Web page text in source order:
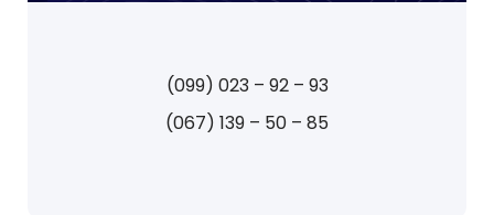
(099) 023 – 92 – 93
(067) 139 – 50 – 85